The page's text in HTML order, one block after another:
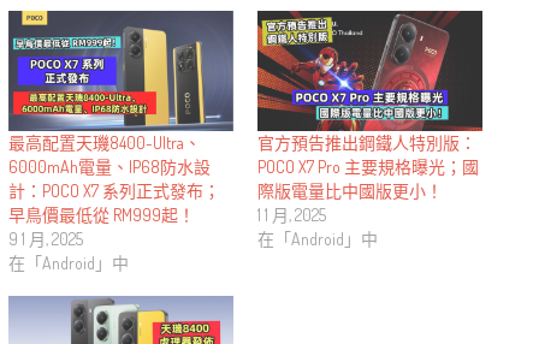
最高配置天璣8400-Ultra、
6000mAh電量、IP68防水設
計：POCO X7 系列正式發布；
早鳥價最低從 RM999起！
9 1 月, 2025
在「Android」中
官方預告推出鋼鐵人特別版：
POCO X7 Pro 主要規格曝光；國
際版電量比中國版更小！
1 1 月, 2025
在「Android」中